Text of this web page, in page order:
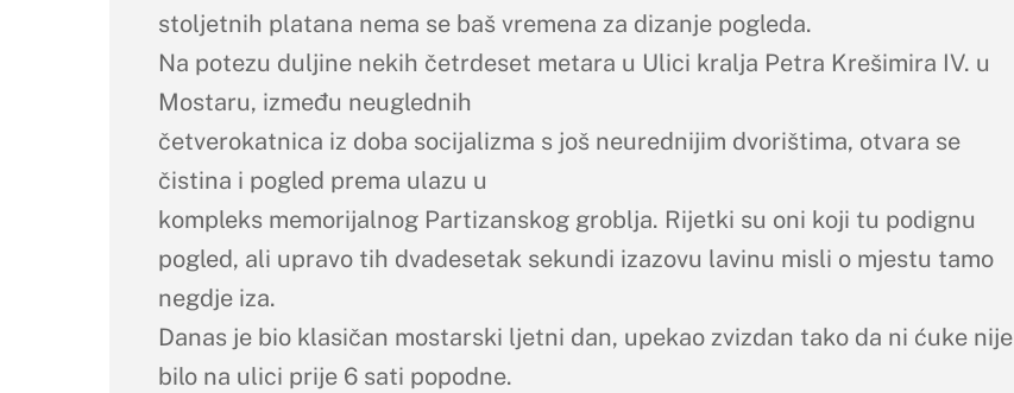
stoljetnih platana nema se baš vremena za dizanje pogleda.
Na potezu duljine nekih četrdeset metara u Ulici kralja Petra Krešimira IV. u
Mostaru, između neuglednih
četverokatnica iz doba socijalizma s još neurednijim dvorištima, otvara se
čistina i pogled prema ulazu u
kompleks memorijalnog Partizanskog groblja. Rijetki su oni koji tu podignu
pogled, ali upravo tih dvadesetak sekundi izazovu lavinu misli o mjestu tamo
negdje iza.
Danas je bio klasičan mostarski ljetni dan, upekao zvizdan tako da ni ćuke nije
bilo na ulici prije 6 sati popodne.